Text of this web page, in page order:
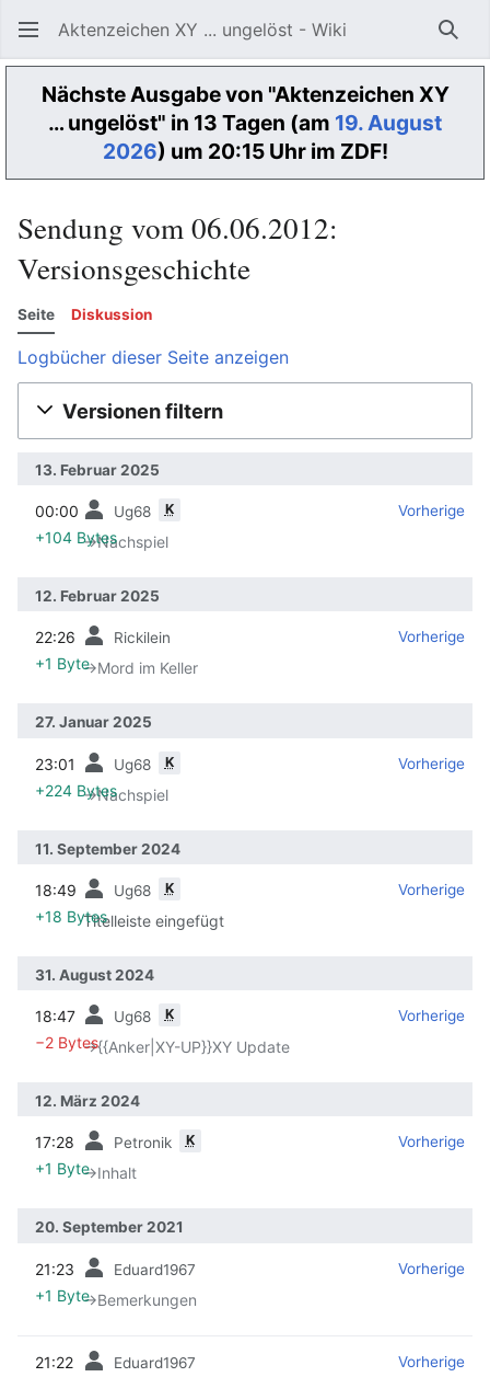
Aktenzeichen XY ... ungelöst - Wiki
Nächste Ausgabe von "Aktenzeichen XY
… ungelöst" in 13 Tagen (am 19. August
2026) um 20:15 Uhr im ZDF!
Sendung vom 06.06.2012:
Versionsgeschichte
Seite Diskussion
Logbücher dieser Seite anzeigen
Versionen filtern
13. Februar 2025
Vorherige
00:00 Ug68 K
+104 Bytes→‎Nachspiel
12. Februar 2025
Vorherige
22:26 Rickilein
+1 Byte→‎Mord im Keller
27. Januar 2025
Vorherige
23:01 Ug68 K
+224 Bytes→‎Nachspiel
11. September 2024
Vorherige
18:49 Ug68 K
+18 BytesTitelleiste eingefügt
31. August 2024
Vorherige
18:47 Ug68 K
−2 Bytes→‎{{Anker|XY-UP}}XY Update
12. März 2024
Vorherige
17:28 Petronik K
+1 Byte→‎Inhalt
20. September 2021
Vorherige
21:23 Eduard1967
+1 Byte→‎Bemerkungen
Vorherige
21:22 Eduard1967